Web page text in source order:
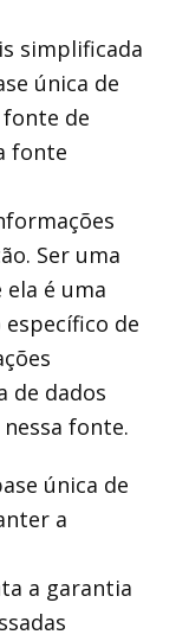
simplificada
única de
fonte de
fonte
Ser uma
é uma
de
de dados
fonte.
única de
a
a garantia